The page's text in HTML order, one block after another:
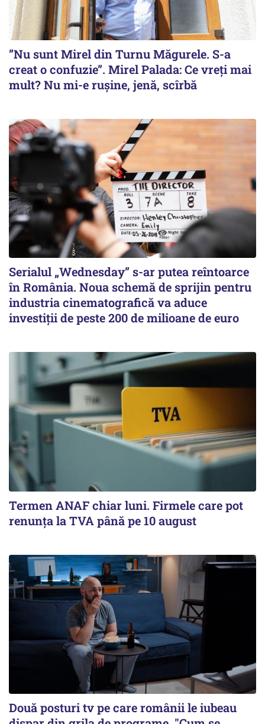
”Nu sunt Mirel din Turnu Măgurele. S-a
creat o confuzie”. Mirel Palada: Ce vreți mai
mult? Nu mi-e rușine, jenă, scîrbă
Serialul „Wednesday” s-ar putea reîntoarce
în România. Noua schemă de sprijin pentru
industria cinematografică va aduce
investiții de peste 200 de milioane de euro
Termen ANAF chiar luni. Firmele care pot
renunța la TVA până pe 10 august
Două posturi tv pe care românii le iubeau